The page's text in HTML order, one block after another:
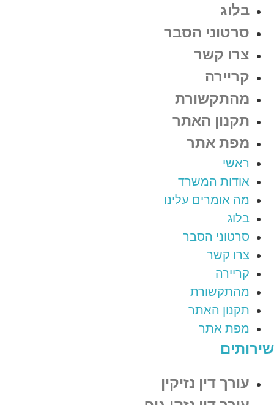
בלוג
סרטוני הסבר
צרו קשר
קריירה
מהתקשורת
תקנון האתר
מפת אתר
ראשי
אודות המשרד
מה אומרים עלינו
בלוג
סרטוני הסבר
צרו קשר
קריירה
מהתקשורת
תקנון האתר
מפת אתר
שירותים
עורך דין נזיקין